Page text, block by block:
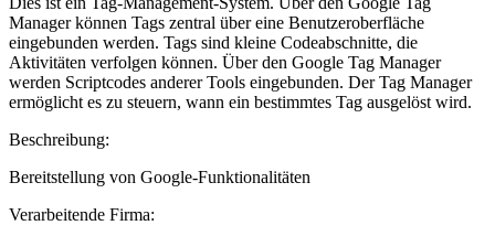
Manager können Tags zentral über eine Benutzeroberfläche
eingebunden werden. Tags sind kleine Codeabschnitte, die
Aktivitäten verfolgen können. Über den Google Tag Manager
werden Scriptcodes anderer Tools eingebunden. Der Tag Manager
ermöglicht es zu steuern, wann ein bestimmtes Tag ausgelöst wird.
Beschreibung:
Bereitstellung von Google-Funktionalitäten
Verarbeitende Firma: